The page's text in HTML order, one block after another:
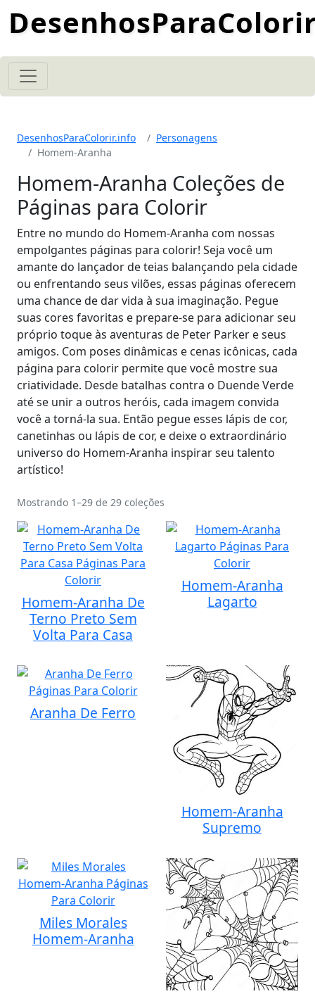
DesenhosParaColorir.info
Personagens
Homem-Aranha
Homem-Aranha Coleções de
Páginas para Colorir
Entre no mundo do Homem-Aranha com nossas
empolgantes páginas para colorir! Seja você um
amante do lançador de teias balançando pela cidade
ou enfrentando seus vilões, essas páginas oferecem
uma chance de dar vida à sua imaginação. Pegue
suas cores favoritas e prepare-se para adicionar seu
próprio toque às aventuras de Peter Parker e seus
amigos. Com poses dinâmicas e cenas icônicas, cada
página para colorir permite que você mostre sua
criatividade. Desde batalhas contra o Duende Verde
até se unir a outros heróis, cada imagem convida
você a torná-la sua. Então pegue esses lápis de cor,
canetinhas ou lápis de cor, e deixe o extraordinário
universo do Homem-Aranha inspirar seu talento
artístico!
Mostrando 1–29 de 29 coleções
Homem-Aranha De
Terno Preto Sem
Volta Para Casa
Homem-Aranha
Lagarto
Aranha De Ferro
Homem-Aranha
Supremo
Miles Morales
Homem-Aranha